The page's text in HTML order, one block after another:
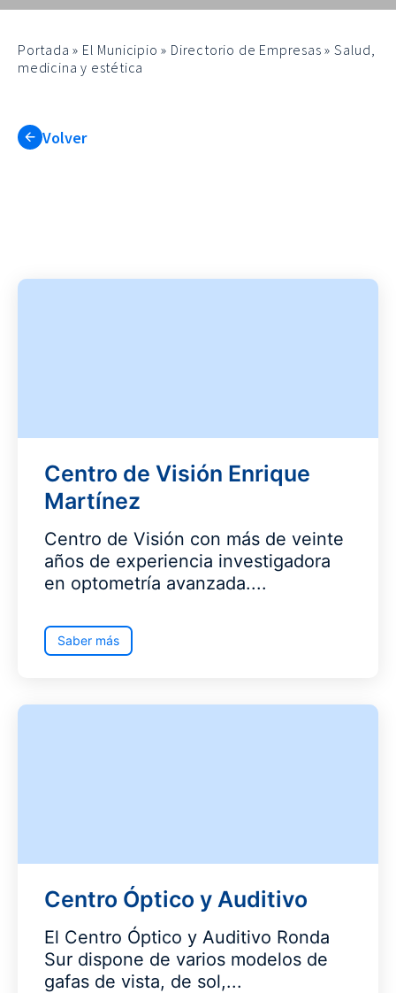
Portada » El Municipio » Directorio de Empresas »Salud,
medicina y estética
Volver
Centro de Visión Enrique
Martínez
Centro de Visión con más de veinte
años de experiencia investigadora
en optometría avanzada....
Saber más
Centro Óptico y Auditivo
El Centro Óptico y Auditivo Ronda
Sur dispone de varios modelos de
gafas de vista, de sol,...